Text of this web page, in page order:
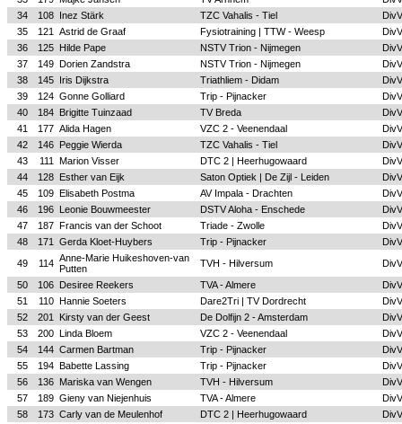
34
108 Inez Stärk TZC Vahalis - Tiel
DivV
35
121 Astrid de Graaf Fysiotraining | TTW - Weesp
DivV
36
125 Hilde Pape NSTV Trion - Nijmegen
DivV
37
149 Dorien Zandstra NSTV Trion - Nijmegen
DivV
38
145 Iris Dijkstra Triathliem - Didam
DivV
39
124 Gonne Golliard Trip - Pijnacker
DivV
40
184 Brigitte Tuinzaad TV Breda
DivV
41
177 Alida Hagen VZC 2 - Veenendaal
DivV
42
146 Peggie Wierda TZC Vahalis - Tiel
DivV
43
111 Marion Visser DTC 2 | Heerhugowaard
DivV
44
128 Esther van Eijk Saton Optiek | De Zijl - Leiden
DivV
45
109 Elisabeth Postma AV Impala - Drachten
DivV
46
196 Leonie Bouwmeester DSTV Aloha - Enschede
DivV
47
187 Francis van der Schoot Triade - Zwolle
DivV
48
171 Gerda Kloet-Huybers Trip - Pijnacker
DivV
49
114 Anne-Marie Huikeshoven-van
Putten
TVH - Hilversum
DivV
50
106 Desiree Reekers TVA - Almere
DivV
51
110 Hannie Soeters Dare2Tri | TV Dordrecht
DivV
52
201 Kirsty van der Geest De Dolfijn 2 - Amsterdam
DivV
53
200 Linda Bloem VZC 2 - Veenendaal
DivV
54
144 Carmen Bartman Trip - Pijnacker
DivV
55
194 Babette Lassing Trip - Pijnacker
DivV
56
136 Mariska van Wengen TVH - Hilversum
DivV
57
189 Gieny van Niejenhuis TVA - Almere
DivV
58
173 Carly van de Meulenhof DTC 2 | Heerhugowaard
DivV